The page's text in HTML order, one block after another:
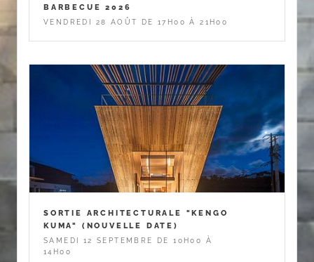
BARBECUE 2026
VENDREDI 28 AOÛT DE 17H00 À 21H00
SORTIE ARCHITECTURALE "KENGO
KUMA" (NOUVELLE DATE)
SAMEDI 12 SEPTEMBRE DE 10H00 À
14H00